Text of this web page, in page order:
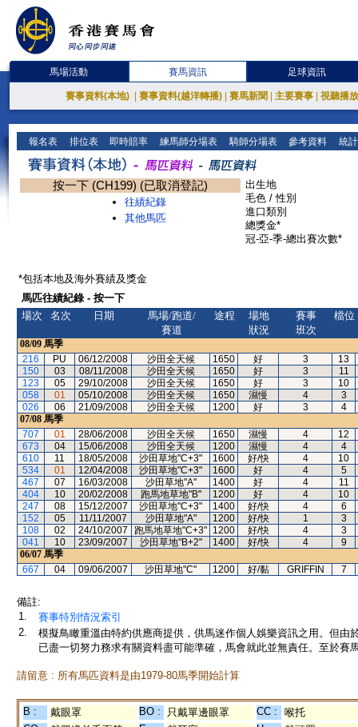
馬場活動 賽馬資訊 足球資訊
賽事資料(本地) 賽事資料(越洋轉播) 賽馬新聞 主要賽事 視聽播
報名表 排位表 即時賠率 練馬師分場表 騎師分場表 參考資料 統
按一下 (CH199) (已取消登記)
往績紀錄
其他馬匹
出生地
毛色 / 性別
進口類別
總獎金*
冠-亞-季-總出賽次數*
*包括本地及海外賽績及獎金
馬匹往績紀錄 - 按一下
場次
名次 日期
馬場/跑道/
賽道
途程
場地
狀況
賽事
班次
檔位
08/09 馬季
216
PU 06/12/2008 沙田全天候 1650 好 3
13
150
03 08/11/2008 沙田全天候 1650 好 3
11
123
05 29/10/2008 沙田全天候 1650 好 3
10
058
01 05/10/2008 沙田全天候 1650 濕慢 4
3
026
06 21/09/2008 沙田全天候 1200 好 3
4
07/08 馬季
707
01 28/06/2008 沙田全天候 1650 濕慢 4
12
673
04 15/06/2008 沙田全天候 1200 濕慢 4
4
610
11 18/05/2008 沙田草地"C+3" 1600 好/快 4
10
534
01 12/04/2008 沙田草地"C+3" 1600 好 4
5
467
07 16/03/2008 沙田草地"A" 1400 好 4
11
404
10 20/02/2008 跑馬地草地"B" 1200 好 4
10
247
08 15/12/2007 沙田草地"C+3" 1400 好/快 4
6
152
05 11/11/2007 沙田草地"A" 1200 好/快 1
3
108
02 24/10/2007 跑馬地草地"C+3" 1200 好/快 4
3
041
10 23/09/2007 沙田草地"B+2" 1400 好/快 4
9
06/07 馬季
667
04 09/06/2007 沙田草地"C" 1200 好/黏 GRIFFIN 7
備註:
1.
賽事特別情況索引
2.
模擬鳥瞰重溫由特約供應商提供，供馬迷作個人娛樂資訊之用。但
已盡一切努力務求有關資料盡可能準確，馬會就此並無責任。至於賽
請留意 : 所有馬匹資料是由1979-80馬季開始計算
B : 戴眼罩 BO : 只戴單邊眼罩 CC :
喉托